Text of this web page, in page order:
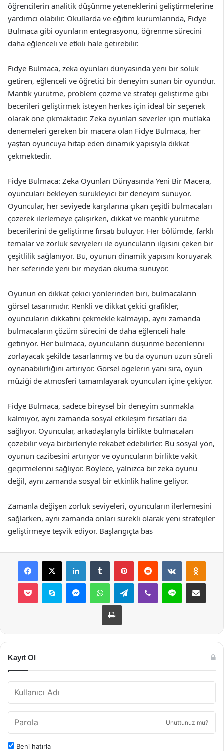
öğrencilerin analitik düşünme yeteneklerini geliştirmelerine
yardımcı olabilir. Okullarda ve eğitim kurumlarında, Fidye
Bulmaca gibi oyunların entegrasyonu, öğrenme sürecini
daha eğlenceli ve etkili hale getirebilir.
Fidye Bulmaca, zeka oyunları dünyasında yeni bir soluk
getiren, eğlenceli ve öğretici bir deneyim sunan bir oyundur.
Mantık yürütme, problem çözme ve strateji geliştirme gibi
becerileri geliştirmek isteyen herkes için ideal bir seçenek
olarak öne çıkmaktadır. Zeka oyunları severler için mutlaka
denemeleri gereken bir macera olan Fidye Bulmaca, her
yaştan oyuncuya hitap eden dinamik yapısıyla dikkat
çekmektedir.
Fidye Bulmaca: Zeka Oyunları Dünyasında Yeni Bir Macera,
oyuncuları bekleyen sürükleyici bir deneyim sunuyor.
Oyuncular, her seviyede karşılarına çıkan çeşitli bulmacaları
çözerek ilerlemeye çalışırken, dikkat ve mantık yürütme
becerilerini de geliştirme fırsatı buluyor. Her bölümde, farklı
temalar ve zorluk seviyeleri ile oyuncuların ilgisini çeken bir
çeşitlilik sağlanıyor. Bu, oyunun dinamik yapısını koruyarak
her seferinde yeni bir meydan okuma sunuyor.
Oyunun en dikkat çekici yönlerinden biri, bulmacaların
görsel tasarımıdır. Renkli ve dikkat çekici grafikler,
oyuncuların dikkatini çekmekle kalmayıp, aynı zamanda
bulmacaların çözüm sürecini de daha eğlenceli hale
getiriyor. Her bulmaca, oyuncuların düşünme becerilerini
zorlayacak şekilde tasarlanmış ve bu da oyunun uzun süreli
oynanabilirliğini artırıyor. Görsel ögelerin yanı sıra, oyun
müziği de atmosferi tamamlayarak oyuncuları içine çekiyor.
Fidye Bulmaca, sadece bireysel bir deneyim sunmakla
kalmıyor, aynı zamanda sosyal etkileşim fırsatları da
sağlıyor. Oyuncular, arkadaşlarıyla birlikte bulmacaları
çözebilir veya birbirleriyle rekabet edebilirler. Bu sosyal yön,
oyunun cazibesini artırıyor ve oyuncuların birlikte vakit
geçirmelerini sağlıyor. Böylece, yalnızca bir zeka oyunu
değil, aynı zamanda sosyal bir etkinlik haline geliyor.
Zamanla değişen zorluk seviyeleri, oyuncuların ilerlemesini
sağlarken, aynı zamanda onları sürekli olarak yeni stratejiler
geliştirmeye teşvik ediyor. Başlangıçta bas
Facebook
X LinkedInTumblr PinterestReddit VKontakte
Pocket Skype MessengerWhatsAppTelegramViber Line E-Posta ile
Yazdır
Kayıt Ol
Unuttunuz mu?
Beni hatırla